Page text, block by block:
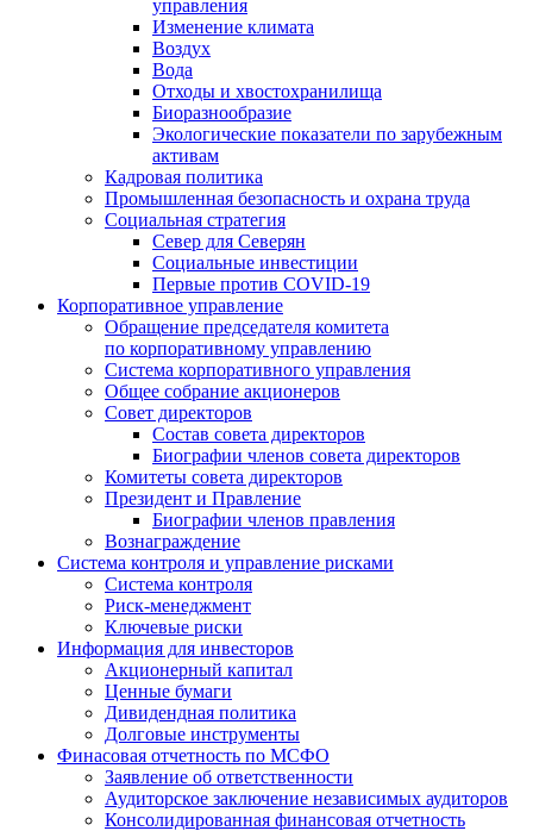
управления
Изменение климата
Воздух
Вода
Отходы и хвостохранилища
Биоразнообразие
Экологические показатели по зарубежным
активам
Кадровая политика
Промышленная безопасность и охрана труда
Социальная стратегия
Север для Северян
Социальные инвестиции
Первые против COVID‑19
Корпоративное управление
Обращение председателя комитета
по корпоративному управлению
Система корпоративного управления
Общее собрание акционеров
Совет директоров
Состав совета директоров
Биографии членов совета директоров
Комитеты совета директоров
Президент и Правление
Биографии членов правления
Вознаграждение
Система контроля и управление рисками
Система контроля
Риск-менеджмент
Ключевые риски
Информация для инвесторов
Акционерный капитал
Ценные бумаги
Дивидендная политика
Долговые инструменты
Финасовая отчетность по МСФО
Заявление об ответственности
Аудиторское заключение независимых аудиторов
Консолидированная финансовая отчетность